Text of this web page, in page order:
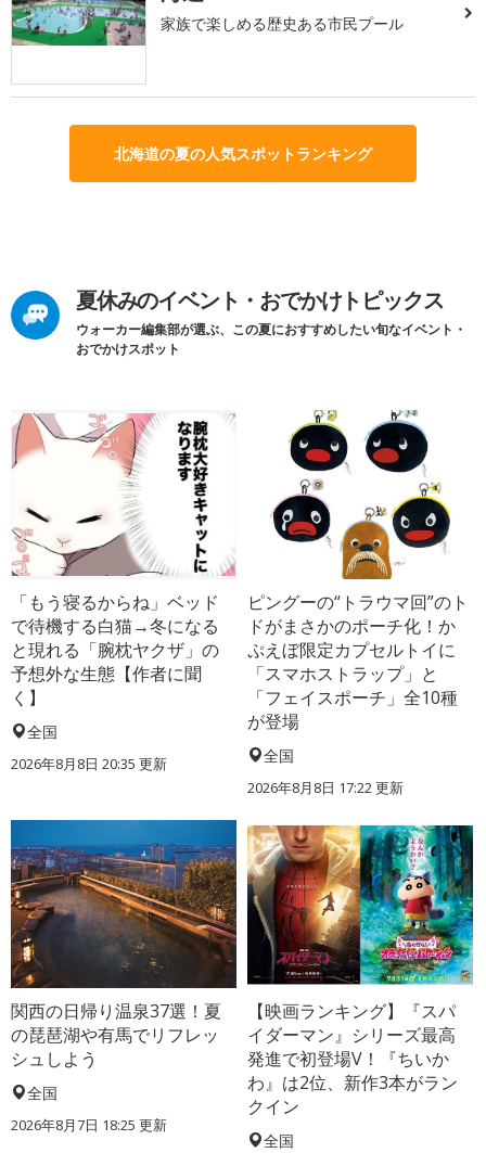
家族で楽しめる歴史ある市民プール
北海道の夏の人気スポットランキング
夏休みのイベント・おでかけトピックス
ウォーカー編集部が選ぶ、この夏におすすめしたい旬なイベント・
おでかけスポット
「もう寝るからね」ベッド
で待機する白猫→冬になる
と現れる「腕枕ヤクザ」の
予想外な生態【作者に聞
く】
全国
2026年8月8日 20:35 更新
ピングーの“トラウマ回”のト
ドがまさかのポーチ化！か
ぷえぼ限定カプセルトイに
「スマホストラップ」と
「フェイスポーチ」全10種
が登場
全国
2026年8月8日 17:22更新
関西の日帰り温泉37選！夏
の琵琶湖や有馬でリフレッ
シュしよう
全国
2026年8月7日 18:25 更新
【映画ランキング】『スパ
イダーマン』シリーズ最高
発進で初登場V！『ちいか
わ』は2位、新作3本がラン
クイン
全国